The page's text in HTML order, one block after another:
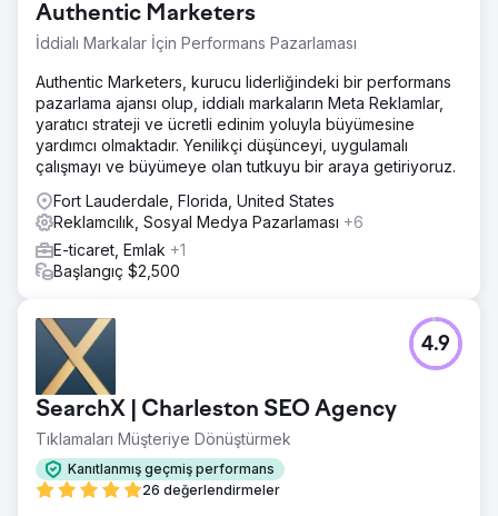
Authentic Marketers
İddialı Markalar İçin Performans Pazarlaması
Authentic Marketers, kurucu liderliğindeki bir performans
pazarlama ajansı olup, iddialı markaların Meta Reklamlar,
yaratıcı strateji ve ücretli edinim yoluyla büyümesine
yardımcı olmaktadır. Yenilikçi düşünceyi, uygulamalı
çalışmayı ve büyümeye olan tutkuyu bir araya getiriyoruz.
Fort Lauderdale, Florida, United States
Reklamcılık, Sosyal Medya Pazarlaması +6
E-ticaret, Emlak +1
Başlangıç $2,500
SearchX | Charleston SEO Agency
Tıklamaları Müşteriye Dönüştürmek
Kanıtlanmış geçmiş performans
26 değerlendirmeler
4.9